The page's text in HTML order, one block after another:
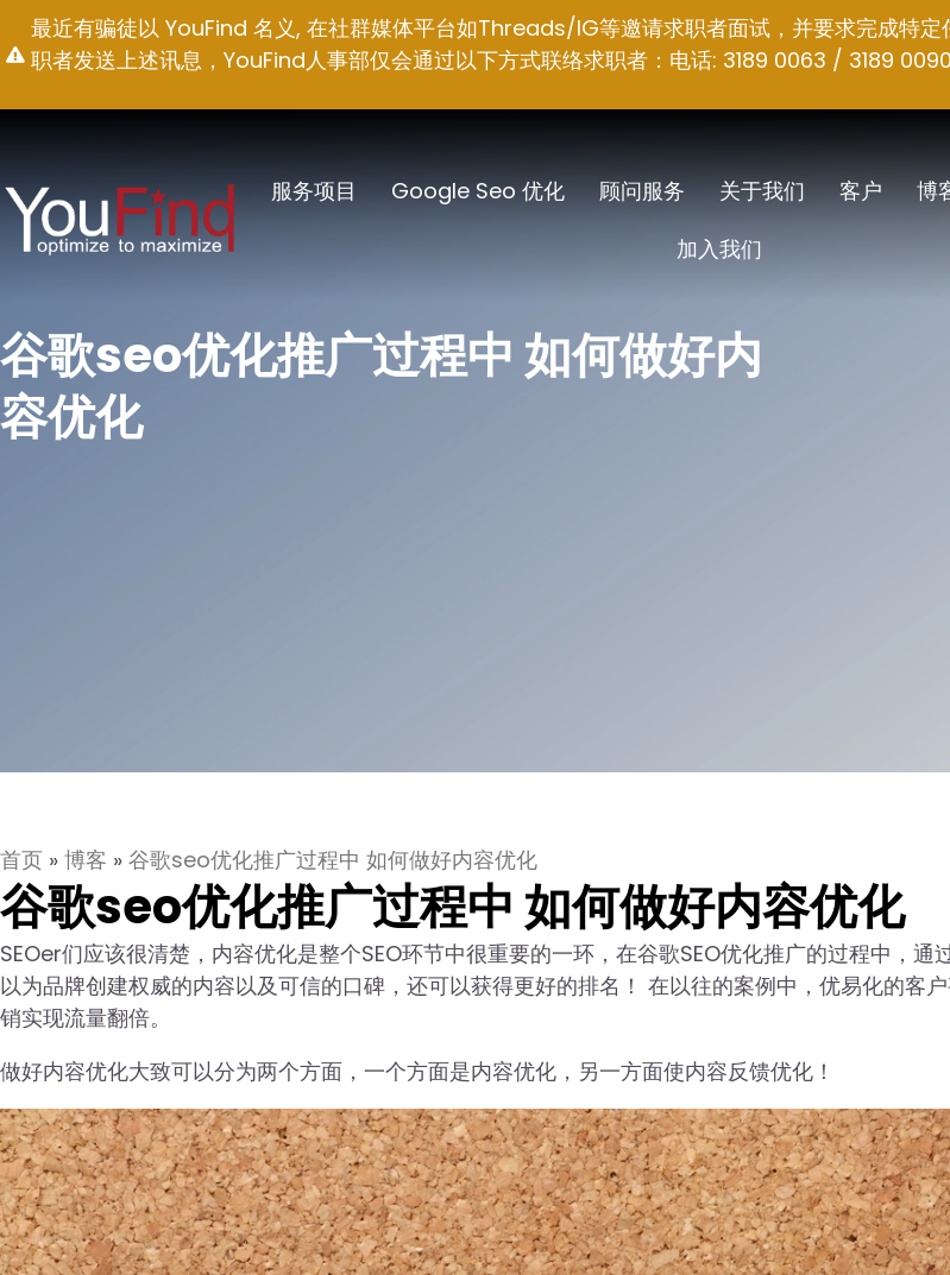
至
容
最近有骗徒以 YouFind 名义, 在社群媒体平台如Threads/IG等邀请求职者面试，并要求完成特
职者发送上述讯息，YouFind人事部仅会通过以下方式联络求职者：电话: 3189 0063 / 3189
服务项目 Google Seo 优化 顾问服务 关于我们 客户 博
加入我们
谷歌seo优化推广过程中 如何做好内
容优化
首页 » 博客 » 谷歌seo优化推广过程中 如何做好内容优化
谷歌seo优化推广过程中 如何做好内容优化
SEOer们应该很清楚，内容优化是整个SEO环节中很重要的一环，在谷歌SEO优化推广的过程中，通
以为品牌创建权威的内容以及可信的口碑，还可以获得更好的排名！ 在以往的案例中，优易化的客
销实现流量翻倍。
做好内容优化大致可以分为两个方面，一个方面是内容优化，另一方面使内容反馈优化！